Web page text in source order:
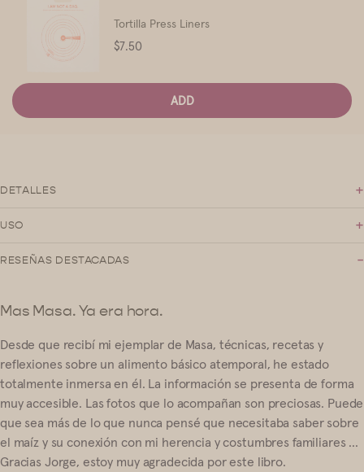
Tortilla Press Liners
Price
$7.50
ADD
DETALLES +
USO +
RESEÑAS DESTACADAS -
Mas Masa. Ya era hora.
Desde que recibí mi ejemplar de Masa, técnicas, recetas y
reflexiones sobre un alimento básico atemporal, he estado
totalmente inmersa en él. La información se presenta de forma
muy accesible. Las fotos que lo acompañan son preciosas. Puede
que sea más de lo que nunca pensé que necesitaba saber sobre
el maíz y su conexión con mi herencia y costumbres familiares ...
Gracias Jorge, estoy muy agradecida por este libro.